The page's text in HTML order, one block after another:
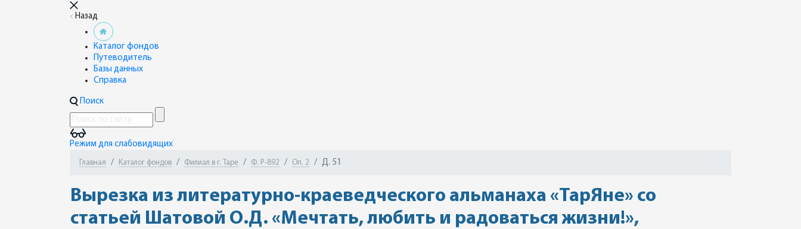
Назад
Каталог фондов
Путеводитель
Базы данных
Справка
Поиск
Режим для слабовидящих
Главная Каталог фондов Филиал в г. Таре Ф. Р-892 Оп. 2 Д. 51
Вырезка из литературно-краеведческого альманаха «ТарЯне» со
статьей Шатовой О.Д. «Мечтать, любить и радоваться жизни!»,